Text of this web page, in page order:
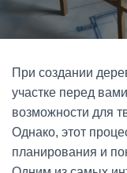
При создании
участке перед
возможности для
Однако, этот
планирования и